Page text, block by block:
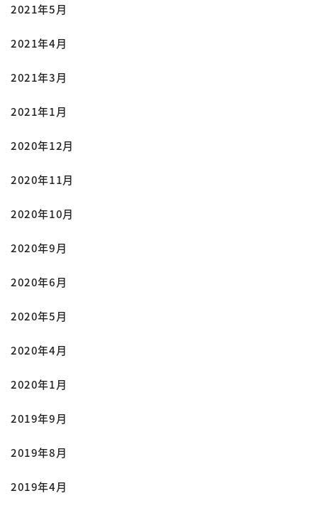
2021年5月
2021年4月
2021年3月
2021年1月
2020年12月
2020年11月
2020年10月
2020年9月
2020年6月
2020年5月
2020年4月
2020年1月
2019年9月
2019年8月
2019年4月